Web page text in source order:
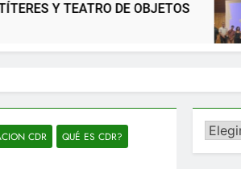
Gala del
12 Meses Atrás
CDR
QUÉ ES CDR?